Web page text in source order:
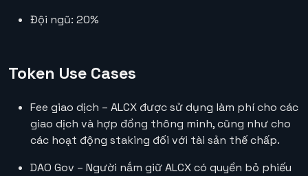
Đội ngũ: 20%
Token Use Cases
Fee giao dịch – ALCX được sử dụng làm phí cho các
giao dịch và hợp đồng thông minh, cũng như cho
các hoạt động staking đối với tài sản thế chấp.
DAO Gov – Người nắm giữ ALCX có quyền bỏ phiếu